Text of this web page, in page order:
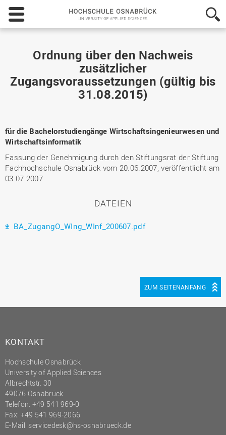
Hochschule
Osnabrück
-
Applied
Ordnung über den Nachweis
zusätzlicher
Zugangsvoraussetzungen (gültig bis
31.08.2015)
für die Bachelorstudiengänge Wirtschaftsingenieurwesen und
Wirtschaftsinformatik
Fassung der Genehmigung durch den Stiftungsrat der Stiftung
Fachhochschule Osnabrück vom 20.06.2007, veröffentlicht am
03.07.2007
DATEIEN
BA_ZugangO_WIng_WInf_200607.pdf
ZUM SEITENANFANG
KONTAKT
Hochschule Osnabrück
University of Applied Sciences
Albrechtstr. 30
49076 Osnabrück
Telefon: +49 541 969-0
Fax: +49 541 969-2066
E-Mail: servicedesk@hs-osnabrueck.de